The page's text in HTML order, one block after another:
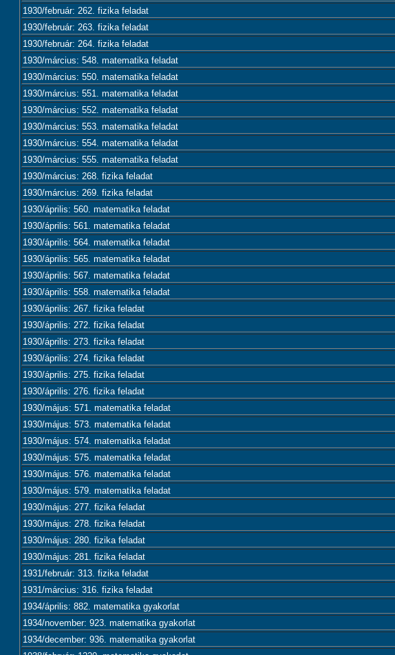
1930/február: 262. fizika feladat
1930/február: 263. fizika feladat
1930/február: 264. fizika feladat
1930/március: 548. matematika feladat
1930/március: 550. matematika feladat
1930/március: 551. matematika feladat
1930/március: 552. matematika feladat
1930/március: 553. matematika feladat
1930/március: 554. matematika feladat
1930/március: 555. matematika feladat
1930/március: 268. fizika feladat
1930/március: 269. fizika feladat
1930/április: 560. matematika feladat
1930/április: 561. matematika feladat
1930/április: 564. matematika feladat
1930/április: 565. matematika feladat
1930/április: 567. matematika feladat
1930/április: 558. matematika feladat
1930/április: 267. fizika feladat
1930/április: 272. fizika feladat
1930/április: 273. fizika feladat
1930/április: 274. fizika feladat
1930/április: 275. fizika feladat
1930/április: 276. fizika feladat
1930/május: 571. matematika feladat
1930/május: 573. matematika feladat
1930/május: 574. matematika feladat
1930/május: 575. matematika feladat
1930/május: 576. matematika feladat
1930/május: 579. matematika feladat
1930/május: 277. fizika feladat
1930/május: 278. fizika feladat
1930/május: 280. fizika feladat
1930/május: 281. fizika feladat
1931/február: 313. fizika feladat
1931/március: 316. fizika feladat
1934/április: 882. matematika gyakorlat
1934/november: 923. matematika gyakorlat
1934/december: 936. matematika gyakorlat